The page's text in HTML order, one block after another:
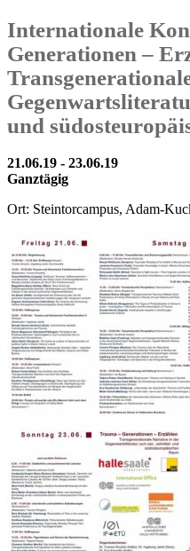
Internationale
Generationen –
und
21.06.19 - 23.06.19
Ganztägig
Ort: Steintorcampus, Adam-